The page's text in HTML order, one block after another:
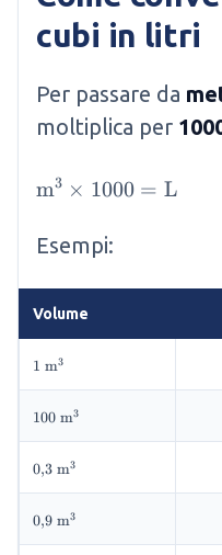
cubi in litri
Per passare da
moltiplica per
\mathrm{m}^3
m3 × 1000 = L
Esempi:
Volume
11 m3
100
100 m3
0{,}3
0,3 m3
0{,}9
0,9 m3